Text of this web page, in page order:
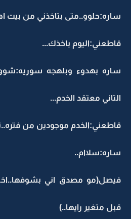
ساره:حلوو..متى بتاخذني من بيت
قاطعني:اليوم باخذك...
ساره بهدوء وبلهجه
التاني معتقد الخدم...
قاطعني:الخدم موجودين من
ساره:سلاام..
فيصل(مو مصدق اني
قبل متغير رايها..)